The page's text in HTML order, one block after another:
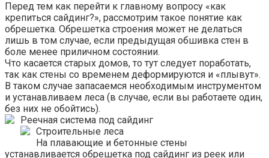
Перед тем как перейти к главному вопросу «как
крепиться сайдинг?», рассмотрим такое понятие как
обрешетка. Обрешетка строения может не делаться
лишь в том случае, если предыдущая обшивка стен в
боле менее приличном состоянии.
Что касается старых домов, то тут следует поработать,
так как стены со временем деформируются и «плывут».
В таком случае запасаемся необходимым инструментом
и устанавливаем леса (в случае, если вы работаете один,
без них не обойтись).
Реечная система под сайдинг
Строительные леса
На плавающие и бетонные стены
устанавливается обрешетка под сайдинг из реек или